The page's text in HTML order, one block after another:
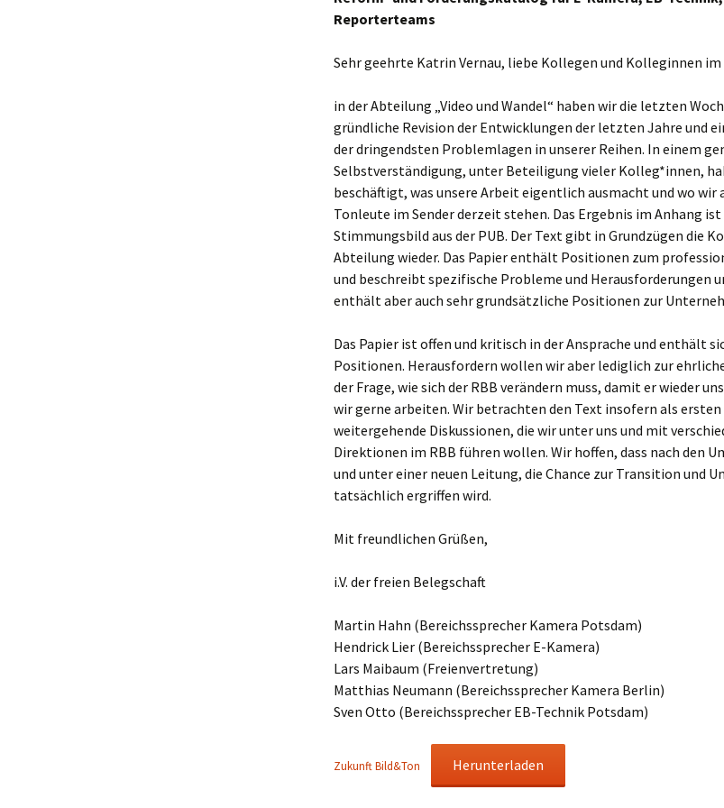
Reporterteams
Sehr geehrte Katrin Vernau, liebe Kollegen und Kolleginnen im
in der Abteilung „Video und Wandel“ haben wir die letzten
gründliche Revision der Entwicklungen der letzten Jahre und
der dringendsten Problemlagen in unserer Reihen. In einem
Selbstverständigung, unter Beteiligung vieler Kolleg*innen,
beschäftigt, was unsere Arbeit eigentlich ausmacht und wo wir
Tonleute im Sender derzeit stehen. Das Ergebnis im Anhang ist
Stimmungsbild aus der PUB. Der Text gibt in Grundzügen die
Abteilung wieder. Das Papier enthält Positionen zum
und beschreibt spezifische Probleme und Herausforderungen
enthält aber auch sehr grundsätzliche Positionen zur
Das Papier ist offen und kritisch in der Ansprache und enthält
Positionen. Herausfordern wollen wir aber lediglich zur
der Frage, wie sich der RBB verändern muss, damit er wieder
wir gerne arbeiten. Wir betrachten den Text insofern als
weitergehende Diskussionen, die wir unter uns und mit
Direktionen im RBB führen wollen. Wir hoffen, dass nach den
und unter einer neuen Leitung, die Chance zur Transition und
tatsächlich ergriffen wird.
Mit freundlichen Grüßen,
i.V. der freien Belegschaft
Martin Hahn (Bereichssprecher Kamera Potsdam)
Hendrick Lier (Bereichssprecher E-Kamera)
Lars Maibaum (Freienvertretung)
Matthias Neumann (Bereichssprecher Kamera Berlin)
Sven Otto (Bereichssprecher EB-Technik Potsdam)
Zukunft Bild&Ton Herunterladen